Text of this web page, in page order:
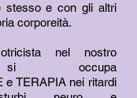
stesso e con gli altri
corporeità.
nel nostro
occupa
e TERAPIA nei ritardi